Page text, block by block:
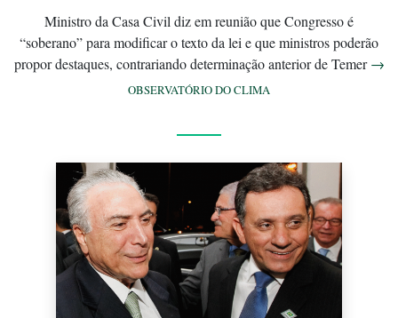
Ministro da Casa Civil diz em reunião que Congresso é
“soberano” para modificar o texto da lei e que ministros poderão
propor destaques, contrariando determinação anterior de Temer→
OBSERVATÓRIO DO CLIMA